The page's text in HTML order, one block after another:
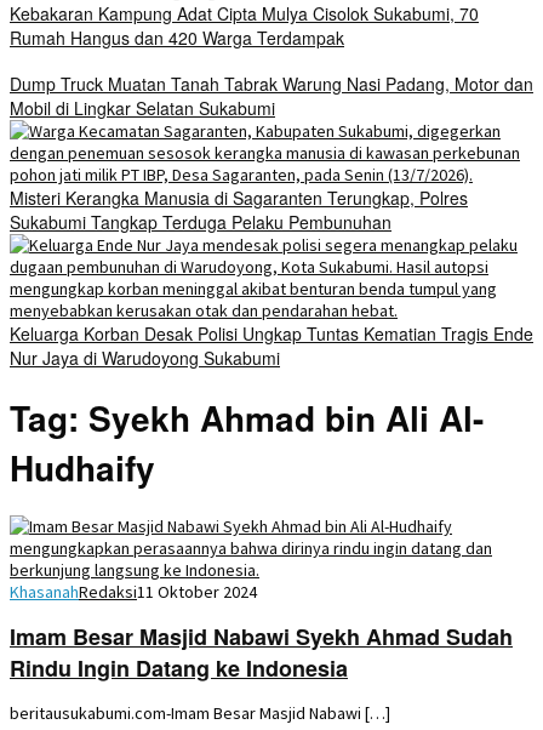
Kebakaran Kampung Adat Cipta Mulya Cisolok Sukabumi, 70
Rumah Hangus dan 420 Warga Terdampak
Dump Truck Muatan Tanah Tabrak Warung Nasi Padang, Motor dan
Mobil di Lingkar Selatan Sukabumi
Misteri Kerangka Manusia di Sagaranten Terungkap, Polres
Sukabumi Tangkap Terduga Pelaku Pembunuhan
Keluarga Korban Desak Polisi Ungkap Tuntas Kematian Tragis Ende
Nur Jaya di Warudoyong Sukabumi
Tag: Syekh Ahmad bin Ali Al-
Hudhaify
KhasanahRedaksi11 Oktober 2024
Imam Besar Masjid Nabawi Syekh Ahmad Sudah
Rindu Ingin Datang ke Indonesia
beritausukabumi.com-Imam Besar Masjid Nabawi […]